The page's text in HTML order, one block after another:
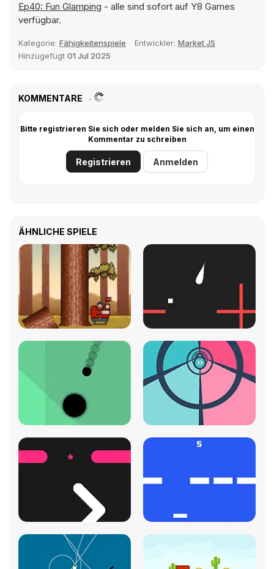
Ep40: Fun Glamping - alle sind sofort auf Y8 Games
verfügbar.
Kategorie: Fähigkeitenspiele Entwickler: Market JS
Hinzugefügt 01 Jul 2025
KOMMENTARE
Bitte registrieren Sie sich oder melden Sie sich an, um einen
Kommentar zu schreiben
Registrieren Anmelden
ÄHNLICHE SPIELE